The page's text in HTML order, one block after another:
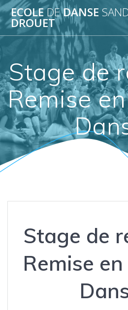
au
ECOLEDEDANSE
DROUET
Stage de
Remise
Stage de
Remise